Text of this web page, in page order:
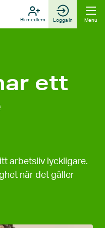
Bli medlem Logga in Menu
ett
arbetsliv lyckligare.
när det gäller